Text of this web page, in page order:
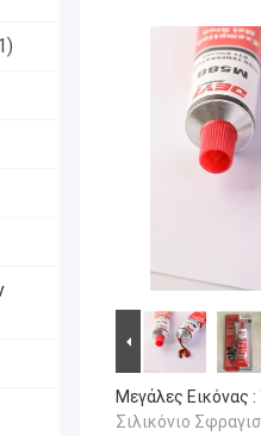
Μεγάλες Εικόνας :
Σιλικόνιο